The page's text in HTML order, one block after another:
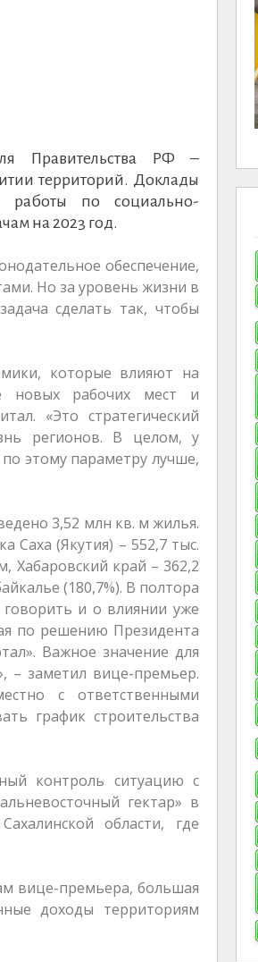
Правительства РФ –
территорий. Доклады
работы по социально-
на 2023 год.
обеспечение,
Но за уровень жизни в
сделать так, чтобы
которые влияют на
новых рабочих мест и
«Это стратегический
регионов. В целом, у
этому параметру лучше,
3,52 млн кв. м жилья.
Саха (Якутия) – 552,7 тыс.
Хабаровский край – 362,2
(180,7%). В полтора
и о влиянии уже
по решению Президента
Важное значение для
– заметил вице-премьер.
с ответственными
график строительства
контроль ситуацию с
гектар» в
области, где
вице-премьера, большая
доходы территориям